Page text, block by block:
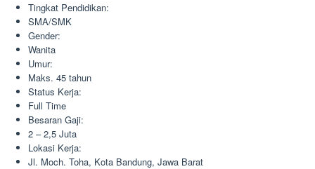
Tingkat Pendidikan:
SMA/SMK
Gender:
Wanita
Umur:
Maks. 45 tahun
Status Kerja:
Full Time
Besaran Gaji:
2 – 2,5 Juta
Lokasi Kerja:
Jl. Moch. Toha, Kota Bandung, Jawa Barat